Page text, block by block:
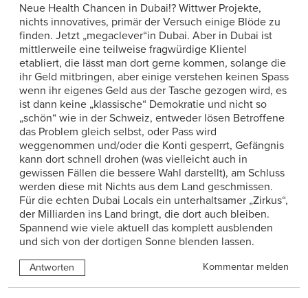
Neue Health Chancen in Dubai!? Wittwer Projekte,
nichts innovatives, primär der Versuch einige Blöde zu
finden. Jetzt „megaclever“in Dubai. Aber in Dubai ist
mittlerweile eine teilweise fragwürdige Klientel
etabliert, die lässt man dort gerne kommen, solange die
ihr Geld mitbringen, aber einige verstehen keinen Spass
wenn ihr eigenes Geld aus der Tasche gezogen wird, es
ist dann keine „klassische“ Demokratie und nicht so
„schön“ wie in der Schweiz, entweder lösen Betroffene
das Problem gleich selbst, oder Pass wird
weggenommen und/oder die Konti gesperrt, Gefängnis
kann dort schnell drohen (was vielleicht auch in
gewissen Fällen die bessere Wahl darstellt), am Schluss
werden diese mit Nichts aus dem Land geschmissen.
Für die echten Dubai Locals ein unterhaltsamer „Zirkus“,
der Milliarden ins Land bringt, die dort auch bleiben.
Spannend wie viele aktuell das komplett ausblenden
und sich von der dortigen Sonne blenden lassen.
Antworten Kommentar melden